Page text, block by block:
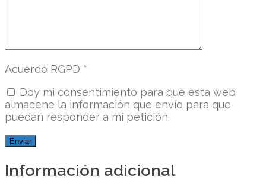
Acuerdo RGPD *
Doy mi consentimiento para que esta web
almacene la información que envío para que
puedan responder a mi petición.
Información adicional